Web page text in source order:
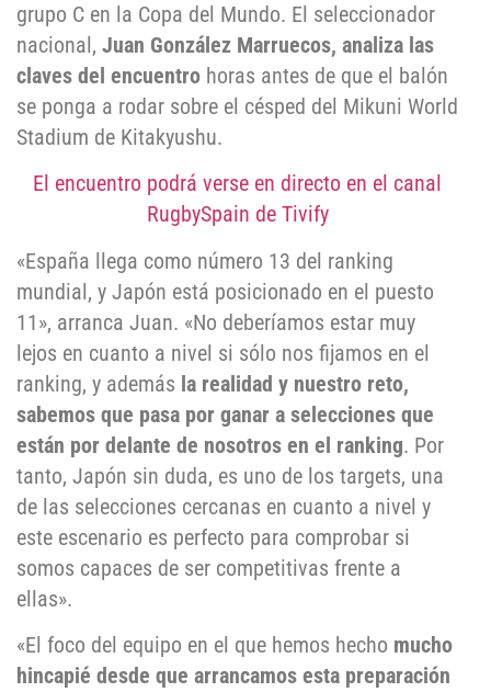
grupo C en la Copa del Mundo. El seleccionador
nacional, Juan González Marruecos, analiza las
claves del encuentro horas antes de que el balón
se ponga a rodar sobre el césped del Mikuni World
Stadium de Kitakyushu.
El encuentro podrá verse en directo en el canal
RugbySpain de Tivify
«España llega como número 13 del ranking
mundial, y Japón está posicionado en el puesto
11», arranca Juan. «No deberíamos estar muy
lejos en cuanto a nivel si sólo nos fijamos en el
ranking, y además la realidad y nuestro reto,
sabemos que pasa por ganar a selecciones que
están por delante de nosotros en el ranking. Por
tanto, Japón sin duda, es uno de los targets, una
de las selecciones cercanas en cuanto a nivel y
este escenario es perfecto para comprobar si
somos capaces de ser competitivas frente a
ellas».
«El foco del equipo en el que hemos hecho mucho
hincapié desde que arrancamos esta preparación